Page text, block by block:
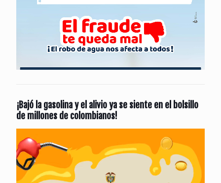
¡Bajó la gasolina y el alivio ya se siente en el bolsillo
de millones de colombianos!
de
vídeo